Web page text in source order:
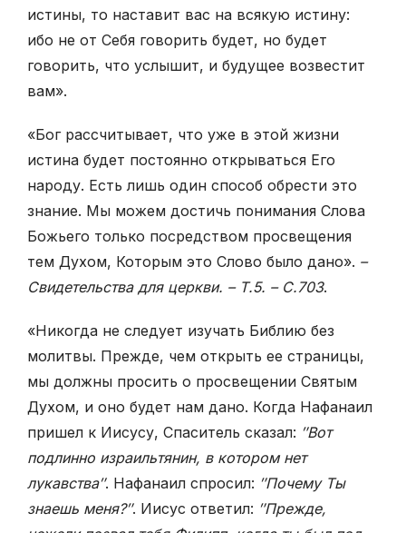
истины, то наставит вас на всякую истину:
ибо не от Себя говорить будет, но будет
говорить, что услышит, и будущее возвестит
вам».
«Бог рассчитывает, что уже в этой жизни
истина будет постоянно открываться Его
народу. Есть лишь один способ обрести это
знание. Мы можем достичь понимания Слова
Божьего только посредством просвещения
тем Духом, Которым это Слово было дано». –
Свидетельства для церкви. – Т.5. – С.703.
«Никогда не следует изучать Библию без
молитвы. Прежде, чем открыть ее страницы,
мы должны просить о просвещении Святым
Духом, и оно будет нам дано. Когда Нафанаил
пришел к Иисусу, Спаситель сказал: ″Вот
подлинно израильтянин, в котором нет
лукавства″. Нафанаил спросил: ″Почему Ты
знаешь меня?″. Иисус ответил: ″Прежде,